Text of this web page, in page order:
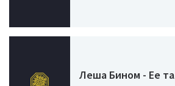
Леша Бином - Ее